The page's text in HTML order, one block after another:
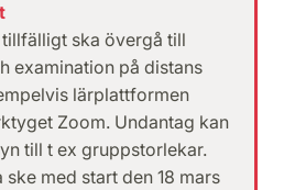
ska övergå till
examination på distans
lärplattformen
Zoom. Undantag kan
till t ex gruppstorlekar.
ske med start den 18 mars